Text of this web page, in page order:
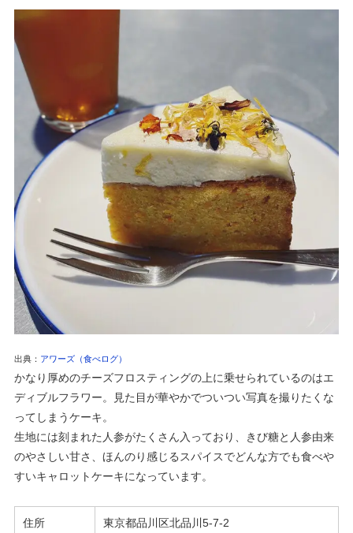
出典： アワーズ（食べログ）
かなり厚めのチーズフロスティングの上に乗せられているのはエ
ディブルフラワー。見た目が華やかでついつい写真を撮りたくな
ってしまうケーキ。
生地には刻まれた人参がたくさん入っており、きび糖と人参由来
のやさしい甘さ、ほんのり感じるスパイスでどんな方でも食べや
すいキャロットケーキになっています。
住所 東京都品川区北品川5-7-2